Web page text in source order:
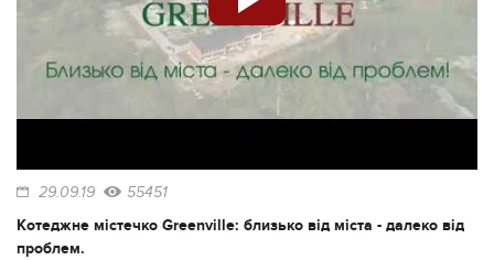
29.09.19 55451
Котеджне містечко Greenville: близько від міста - далеко від
проблем.